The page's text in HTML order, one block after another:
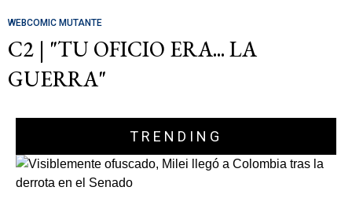
WEBCOMIC MUTANTE
C2 | "TU OFICIO ERA... LA
GUERRA"
TRENDING